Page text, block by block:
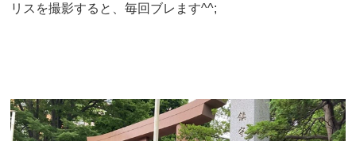
リスを撮影すると、毎回ブレます^^;